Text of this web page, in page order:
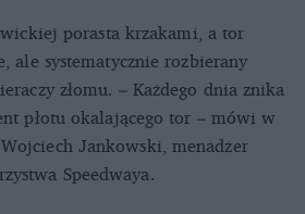
porasta krzakami, a tor
ale systematycznie rozbierany
złomu. – Każdego dnia znika
płotu okalającego tor – mówi w
Jankowski, menadżer
Speedwaya.